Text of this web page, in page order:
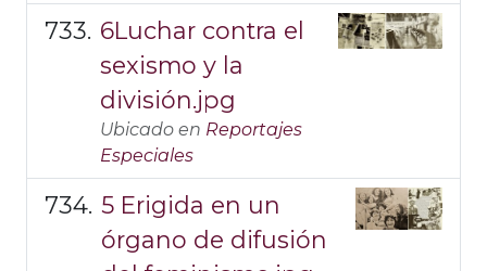
6Luchar contra el
sexismo y la
división.jpg
Ubicado en Reportajes
Especiales
5 Erigida en un
órgano de difusión